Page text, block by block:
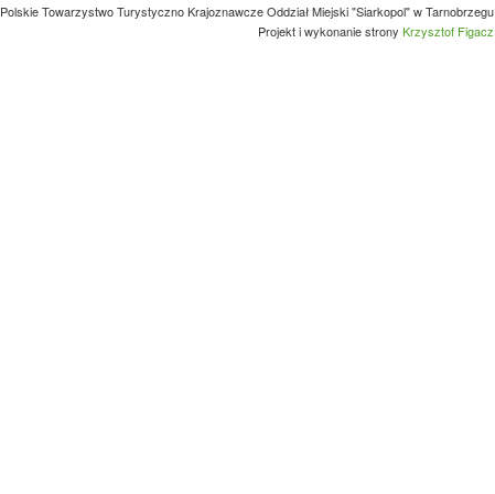
Polskie Towarzystwo Turystyczno Krajoznawcze Oddział Miejski "Siarkopol" w Tarnobrzegu
Projekt i wykonanie strony Krzysztof Figacz